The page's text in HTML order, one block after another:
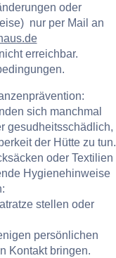
oder
nur per Mail an
erreichbar.
sich manchmal
gesudheitsschädlich,
der Hütte zu tun.
oder Textilien
Hygienehinweise
stellen oder
persönlichen
Kontakt bringen.